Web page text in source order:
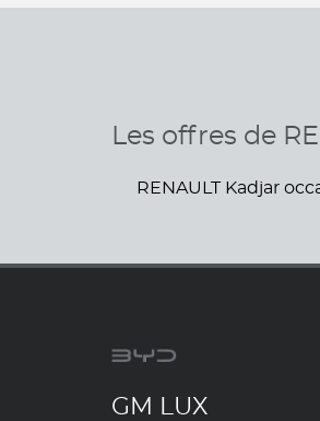
Les offres de
RENAULT Kadjar
GM LUX